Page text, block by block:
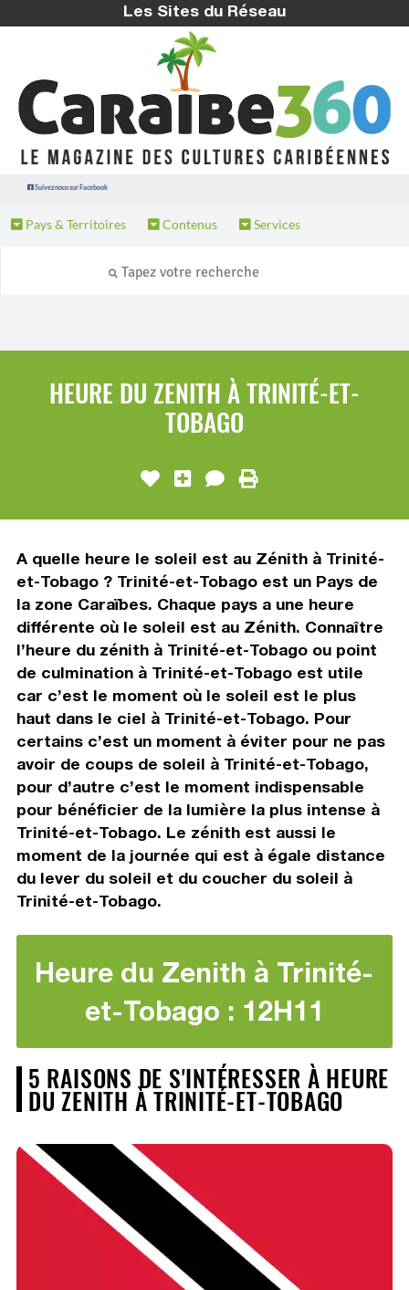
Les Sites du Réseau
Suivez nous sur Facebook
Pays & Territoires Contenus Services
HEURE DU ZENITH À TRINITÉ-ET-
TOBAGO
A quelle heure le soleil est au Zénith à Trinité-
et-Tobago ? Trinité-et-Tobago est un Pays de
la zone Caraïbes. Chaque pays a une heure
différente où le soleil est au Zénith. Connaître
l’heure du zénith à Trinité-et-Tobago ou point
de culmination à Trinité-et-Tobago est utile
car c’est le moment où le soleil est le plus
haut dans le ciel à Trinité-et-Tobago. Pour
certains c’est un moment à éviter pour ne pas
avoir de coups de soleil à Trinité-et-Tobago,
pour d’autre c’est le moment indispensable
pour bénéficier de la lumière la plus intense à
Trinité-et-Tobago. Le zénith est aussi le
moment de la journée qui est à égale distance
du lever du soleil et du coucher du soleil à
Trinité-et-Tobago.
Heure du Zenith à Trinité-
et-Tobago : 12H11
5 RAISONS DE S'INTÉRESSER À HEURE
DU ZENITH À TRINITÉ-ET-TOBAGO